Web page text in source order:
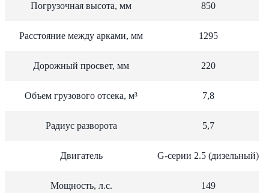
Погрузочная высота, мм 850
Расстояние между арками, мм 1295
Дорожный просвет, мм 220
Объем грузового отсека, м³ 7,8
Радиус разворота 5,7
Двигатель G-серии 2.5 (дизельный)
Мощность, л.с. 149